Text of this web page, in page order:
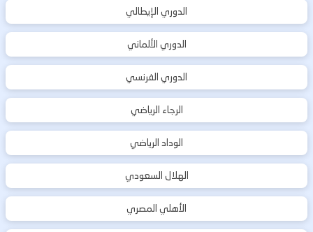
الدوري الإيطالي
الدوري الألماني
الدوري الفرنسي
الرجاء الرياضي
الوداد الرياضي
الهلال السعودي
الأهلي المصري